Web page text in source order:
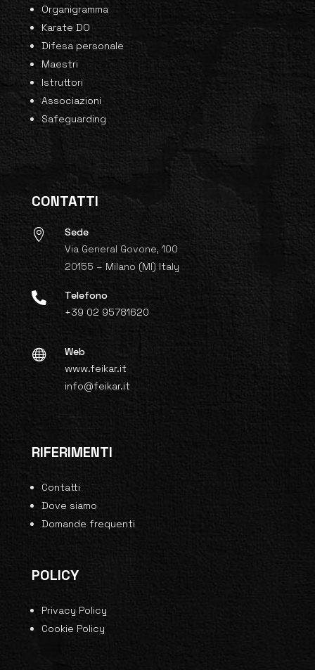
Organigramma
Karate DO
Difesa personale
Maestri
Istruttori
Associazioni
Safeguarding
CONTATTI

Sede
Via General Govone, 100
20155 – Milano (MI) Italy

Telefono
+39 02 95781620

Web
www.feikar.it
info@feikar.it
RIFERIMENTI
Contatti
Dove siamo
Domande frequenti
POLICY
Privacy Policy
Cookie Policy